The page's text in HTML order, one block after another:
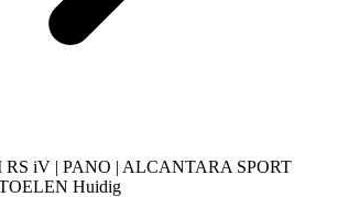
RS iV | PANO | ALCANTARA SPORT
Huidig